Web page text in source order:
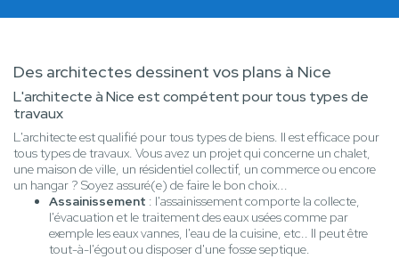
Des architectes dessinent vos plans à Nice
L'architecte à Nice est compétent pour tous types de
travaux
L'architecte est qualifié pour tous types de biens. Il est efficace pour
tous types de travaux. Vous avez un projet qui concerne un chalet,
une maison de ville, un résidentiel collectif, un commerce ou encore
un hangar ? Soyez assuré(e) de faire le bon choix...
Assainissement : l'assainissement comporte la collecte,
l'évacuation et le traitement des eaux usées comme par
exemple les eaux vannes, l'eau de la cuisine, etc.. Il peut être
tout-à-l'égout ou disposer d'une fosse septique.